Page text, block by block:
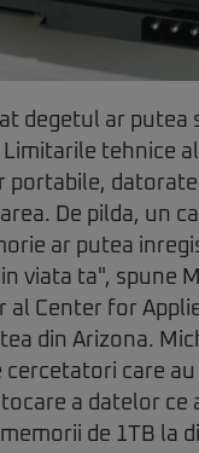
degetul ar putea
tehnice
portabile,
De pilda, un
ar putea
viata ta", spune
al Center for
din Arizona.
cercetatori care
a datelor ce
de 1TB la